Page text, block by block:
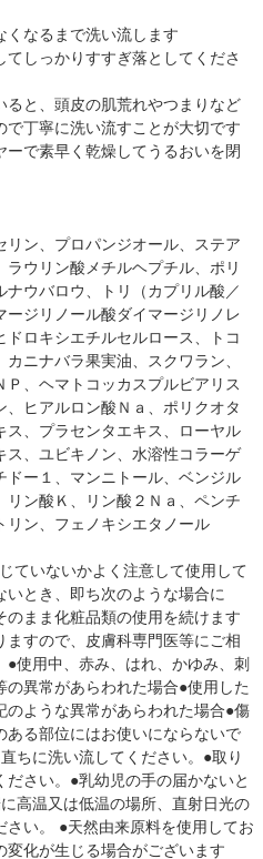
なるまで洗い流します
しっかりすすぎ落としてくださ
ると、頭皮の肌荒れやつまりなど
丁寧に洗い流すことが大切です
で素早く乾燥してうるおいを閉
ン、プロパンジオール、ステア
ウリン酸メチルヘプチル、ポリ
ウバロウ、トリ（カプリル酸／
ジリノール酸ダイマージリノレ
ロキシエチルセルロース、トコ
ニナバラ果実油、スクワラン、
、ヘマトコッカスプルビアリス
ヒアルロン酸Ｎａ、ポリクオタ
ス、プラセンタエキス、ローヤル
ス、ユビキノン、水溶性コラーゲ
ドー１、マンニトール、ベンジル
ン酸Ｋ、リン酸２Ｎａ、ペンチ
リン、フェノキシエタノール
ていないかよく注意して使用して
いとき、即ち次のような場合に
まま化粧品類の使用を続けます
ますので、皮膚科専門医等にご相
使用中、赤み、はれ、かゆみ、刺
異常があらわれた場合●使用した
のような異常があらわれた場合●傷
る部位にはお使いにならないで
ちに洗い流してください。●取り
さい。●乳幼児の手の届かないと
高温又は低温の場所、直射日光の
い。 ●天然由来原料を使用してお
変化が生じる場合がございます